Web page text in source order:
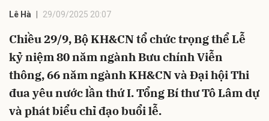
Lê Hà 29/09/2025 20:07
Chiều 29/9, Bộ KH&CN tổ chức trọng thể Lễ
kỷ niệm 80 năm ngành Bưu chính Viễn
thông, 66 năm ngành KH&CN và Đại hội Thi
đua yêu nước lần thứ I. Tổng Bí thư Tô Lâm dự
và phát biểu chỉ đạo buổi lễ.